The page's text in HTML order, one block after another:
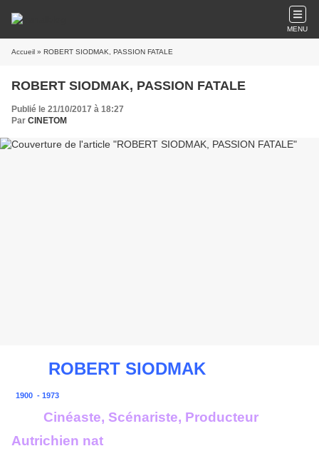
MENU
Accueil » ROBERT SIODMAK, PASSION FATALE
ROBERT SIODMAK, PASSION FATALE
Publié le 21/10/2017 à 18:27
Par CINETOM
ROBERT SIODMAK
1900 - 1973
Cinéaste, Scénariste, Producteur
Autrichien nat